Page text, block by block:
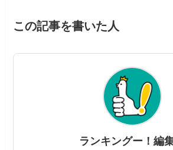
この記事を書いた人
ランキングー！編